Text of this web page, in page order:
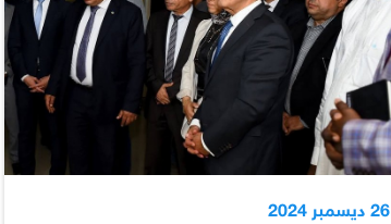
26 ديسمبر 2024